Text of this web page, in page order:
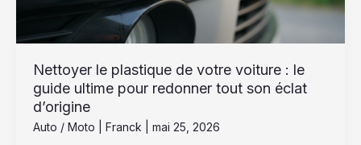
Nettoyer le plastique de votre voiture : le
guide ultime pour redonner tout son éclat
d’origine
Auto / Moto Franck mai 25, 2026
ultime
redonner
tout
son
éclat